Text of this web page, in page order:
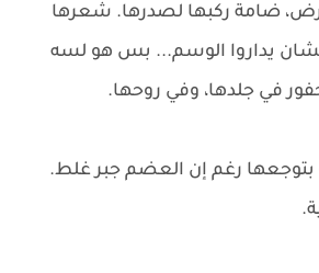
ضامة ركبها لصدرها. شعرها
يداروا الوسم... بس هو لسه
بتوجعها رغم إن العضم جبر غلط.